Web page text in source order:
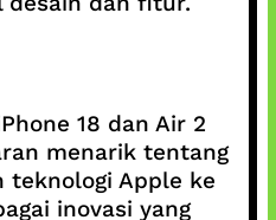
18 dan Air 2
menarik tentang
teknologi Apple ke
inovasi yang